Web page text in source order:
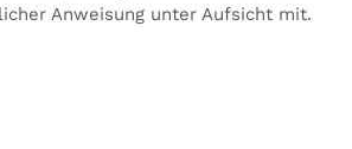
Anweisung unter Aufsicht mit.